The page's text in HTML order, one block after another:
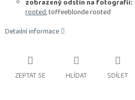
zobrazený odstín na fotografii:
rooted, toffeeblonde rooted
Detailní informace
ZEPTAT SE HLÍDAT SDÍLET